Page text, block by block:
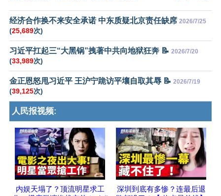
经济合作换不来安全承诺 中东质疑北京责任缺席 2026/7/25
(25,689次)
习近平扛起三“大黑锅”拽著中共向地狱狂奔 📝 2026/7/20
(33,989次)
金正恩怒甩习近平 王沪宁跪访平壤自取其辱 📝 2026/7/19
(39,125次)
人民报视频:
内娱天塌了？顶流明星求工
深圳到底有多惨？连最后退